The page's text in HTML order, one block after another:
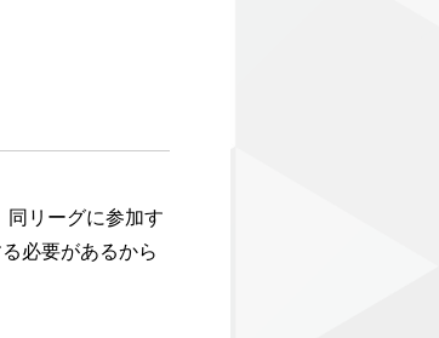
同リーグに参加す
必要があるから